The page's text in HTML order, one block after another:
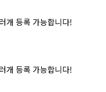
개 등록 가능합니다!
개 등록 가능합니다!